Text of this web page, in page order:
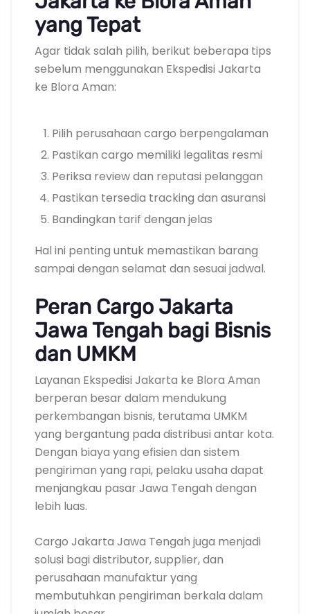
yang Tepat
Agar tidak salah pilih, berikut beberapa tips
sebelum menggunakan Ekspedisi Jakarta
ke Blora Aman:
Pilih perusahaan cargo berpengalaman
Pastikan cargo memiliki legalitas resmi
Periksa review dan reputasi pelanggan
Pastikan tersedia tracking dan asuransi
Bandingkan tarif dengan jelas
Hal ini penting untuk memastikan barang
sampai dengan selamat dan sesuai jadwal.
Peran Cargo Jakarta
Jawa Tengah bagi Bisnis
dan UMKM
Layanan Ekspedisi Jakarta ke Blora Aman
berperan besar dalam mendukung
perkembangan bisnis, terutama UMKM
yang bergantung pada distribusi antar kota.
Dengan biaya yang efisien dan sistem
pengiriman yang rapi, pelaku usaha dapat
menjangkau pasar Jawa Tengah dengan
lebih luas.
Cargo Jakarta Jawa Tengah juga menjadi
solusi bagi distributor, supplier, dan
perusahaan manufaktur yang
membutuhkan pengiriman berkala dalam